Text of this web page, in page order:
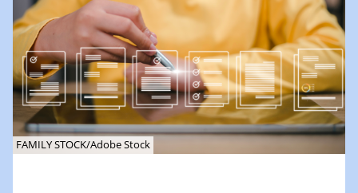
FAMILY STOCK/Adobe Stock